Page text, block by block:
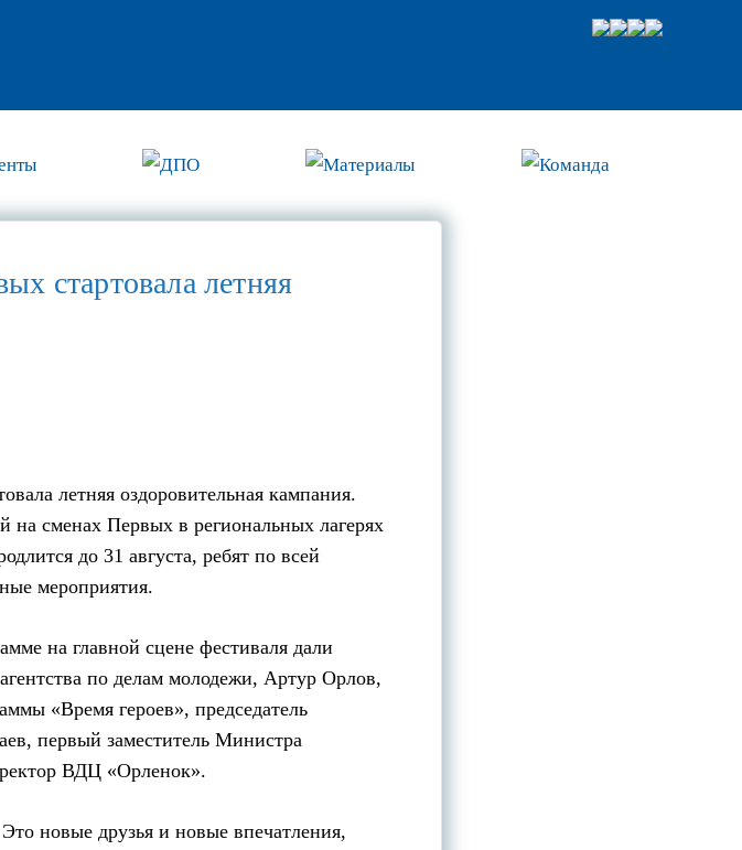
ДПО Материалы Команда
стартовала летняя
летняя оздоровительная кампания.
на сменах Первых в региональных лагерях
до 31 августа, ребят по всей
мероприятия.
на главной сцене фестиваля дали
по делам молодежи, Артур Орлов,
«Время героев», председатель
первый заместитель Министра
ВДЦ «Орленок».
новые друзья и новые впечатления,